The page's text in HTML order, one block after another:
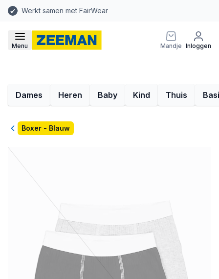
Werkt samen met FairWear
Menu Mandje Inloggen
Dames Heren Baby Kind Thuis
TerugBoxer - Blauw